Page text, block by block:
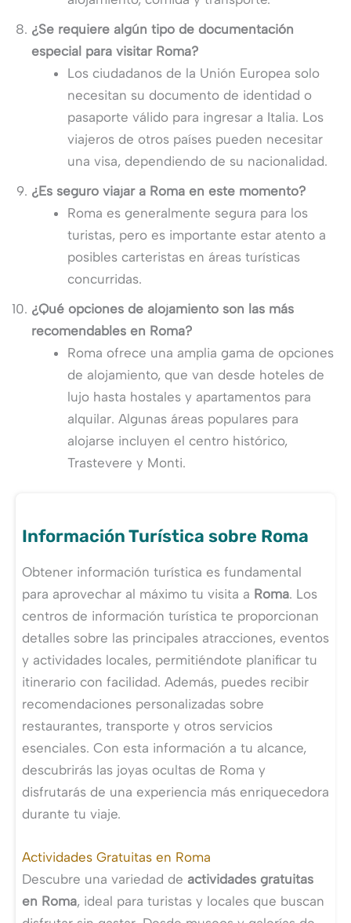
¿Se requiere algún tipo de documentación
especial para visitar Roma?
Los ciudadanos de la Unión Europea solo
necesitan su documento de identidad o
pasaporte válido para ingresar a Italia. Los
viajeros de otros países pueden necesitar
una visa, dependiendo de su nacionalidad.
¿Es seguro viajar a Roma en este momento?
Roma es generalmente segura para los
turistas, pero es importante estar atento a
posibles carteristas en áreas turísticas
concurridas.
¿Qué opciones de alojamiento son las más
recomendables en Roma?
Roma ofrece una amplia gama de opciones
de alojamiento, que van desde hoteles de
lujo hasta hostales y apartamentos para
alquilar. Algunas áreas populares para
alojarse incluyen el centro histórico,
Trastevere y Monti.
Información Turística sobre Roma
Obtener información turística es fundamental
para aprovechar al máximo tu visita a Roma. Los
centros de información turística te proporcionan
detalles sobre las principales atracciones, eventos
y actividades locales, permitiéndote planificar tu
itinerario con facilidad. Además, puedes recibir
recomendaciones personalizadas sobre
restaurantes, transporte y otros servicios
esenciales. Con esta información a tu alcance,
descubrirás las joyas ocultas de Roma y
disfrutarás de una experiencia más enriquecedora
durante tu viaje.
Actividades Gratuitas en Roma
Descubre una variedad de actividades gratuitas
en Roma, ideal para turistas y locales que buscan